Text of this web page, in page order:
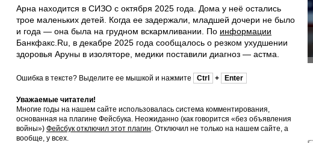
Арна находится в СИЗО с октября 2025 года. Дома у неё остались
трое маленьких детей. Когда ее задержали, младшей дочери не было
и года — она была на грудном вскармливании. По информации
Банкфакс.Ru, в декабре 2025 года сообщалось о резком ухудшении
здоровья Аруны в изоляторе, медики поставили диагноз — астма.
Ошибка в тексте? Выделите ее мышкой и нажмите Ctrl + Enter
Уважаемые читатели!
Многие годы на нашем сайте использовалась система комментирования,
основанная на плагине Фейсбука. Неожиданно (как говорится «без объявления
войны») Фейсбук отключил этот плагин. Отключил не только на нашем сайте, а
вообще, у всех.